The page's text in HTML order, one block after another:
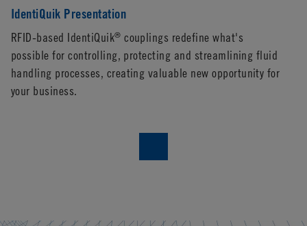
IdentiQuik Presentation
RFID-based IdentiQuik® couplings redefine what's
possible for controlling, protecting and streamlining fluid
handling processes, creating valuable new opportunity for
your business.